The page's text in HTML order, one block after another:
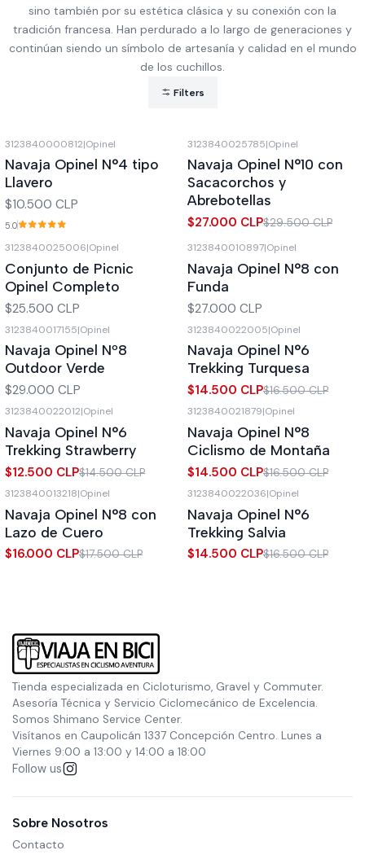
sino también por su estética clásica y su conexión con la
tradición francesa. Han perdurado a lo largo de generaciones y
continúan siendo un símbolo de artesanía y calidad en el mundo
de los cuchillos.
Filters
3123840000812|Opinel
Navaja Opinel N°4 tipo
Llavero
$10.500 CLP
5.0
-8% OFF
3123840025785|Opinel
Navaja Opinel N°10 con
Sacacorchos y
Abrebotellas
$27.000 CLP$29.500 CLP
3123840025006|Opinel
Conjunto de Picnic
Opinel Completo
$25.500 CLP
3123840010897|Opinel
Navaja Opinel N°8 con
Funda
$27.000 CLP
3123840017155|Opinel
Navaja Opinel Nº8
Outdoor Verde
$29.000 CLP
-12% OFF
Out of stock
3123840022005|Opinel
Navaja Opinel N°6
Trekking Turquesa
$14.500 CLP$16.500 CLP
Out of stock
3123840022012|Opinel
Navaja Opinel N°6
Trekking Strawberry
$12.500 CLP$14.500 CLP
Out of stock
3123840021879|Opinel
Navaja Opinel N°8
Ciclismo de Montaña
$14.500 CLP$16.500 CLP
-9% OFF
Out of stock
3123840013218|Opinel
Navaja Opinel N°8 con
Lazo de Cuero
$16.000 CLP$17.500 CLP
-12% OFF
Out of stock
3123840022036|Opinel
Navaja Opinel N°6
Trekking Salvia
$14.500 CLP$16.500 CLP
Tienda especializada en Cicloturismo, Gravel y Commuter.
Asesoría Técnica y Servicio Ciclomecánico de Excelencia.
Somos Shimano Service Center.
Visítanos en Caupolicán 1337 Concepción Centro. Lunes a
Viernes 9:00 a 13:00 y 14:00 a 18:00
Follow us
Sobre Nosotros
Contacto